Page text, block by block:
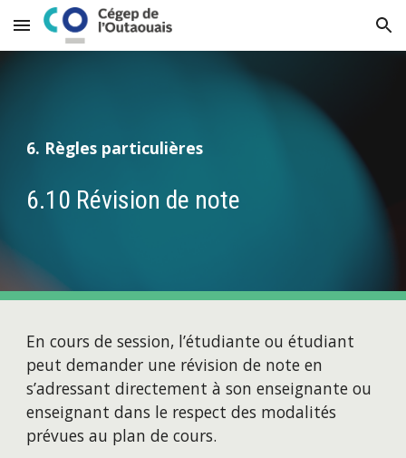
Skip to main content Skip to navigation
6. Règles particulières
6.10 Révision de note
En cours de session, l’étudiante ou étudiant
peut demander une révision de note en
s’adressant directement à son enseignante ou
enseignant dans le respect des modalités
prévues au plan de cours.